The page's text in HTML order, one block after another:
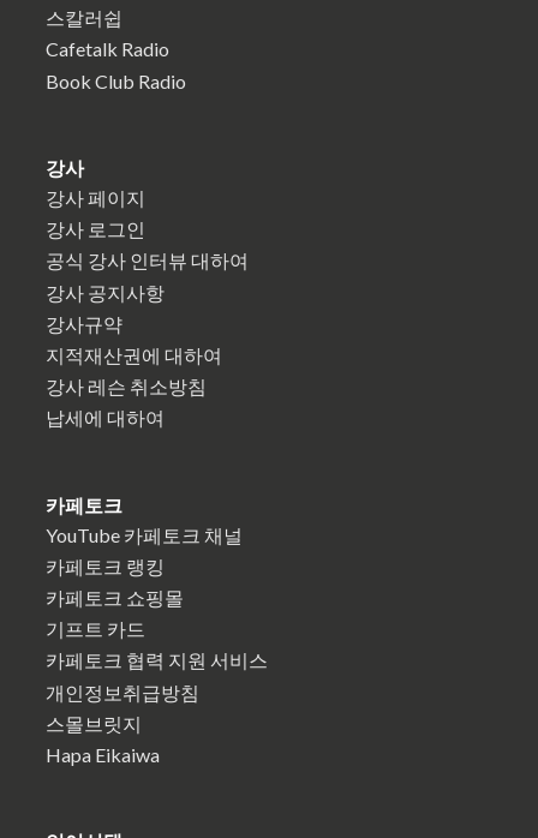
스칼러쉽
Cafetalk Radio
Book Club Radio
강사
강사 페이지
강사 로그인
공식 강사 인터뷰 대하여
강사 공지사항
강사규약
지적재산권에 대하여
강사 레슨 취소방침
납세에 대하여
카페토크
YouTube 카페토크 채널
카페토크 랭킹
카페토크 쇼핑몰
기프트 카드
카페토크 협력 지원 서비스
개인정보취급방침
스몰브릿지
Hapa Eikaiwa